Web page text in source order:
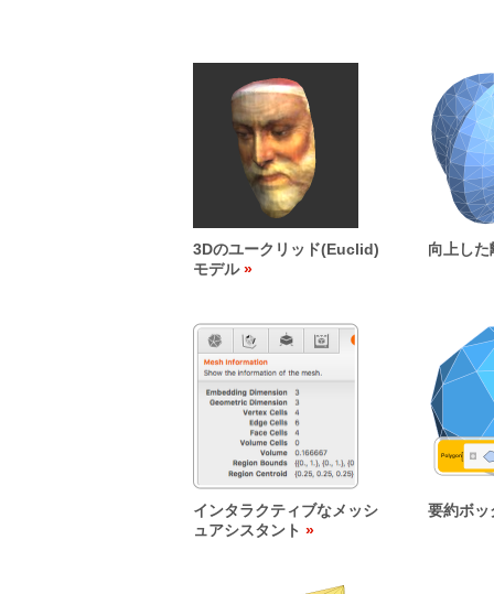
3Dのユークリッド(Euclid)
モデル
向上した
インタラクティブなメッシ
ュアシスタント
要約ボッ